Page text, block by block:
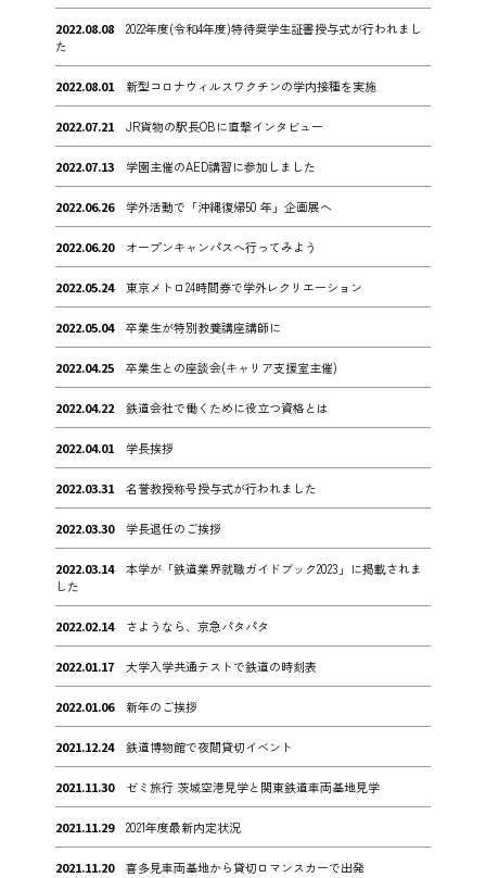
2022.08.08
2022年度(令和4年度)特待奨学生証書授与式が行われまし
た
2022.08.01 新型コロナウィルスワクチンの学内接種を実施
2022.07.21 JR貨物の駅長OBに直撃インタビュー
2022.07.13 学園主催のAED講習に参加しました
2022.06.26 学外活動で「沖縄復帰50 年」企画展へ
2022.06.20 オープンキャンパスへ行ってみよう
2022.05.24 東京メトロ24時間券で学外レクリエーション
2022.05.04 卒業生が特別教養講座講師に
2022.04.25 卒業生との座談会(キャリア支援室主催)
2022.04.22 鉄道会社で働くために役立つ資格とは
2022.04.01 学長挨拶
2022.03.31 名誉教授称号授与式が行われました
2022.03.30 学長退任のご挨拶
2022.03.14
本学が「鉄道業界就職ガイドブック2023」に掲載されま
した
2022.02.14 さようなら、京急パタパタ
2022.01.17 大学入学共通テストで鉄道の時刻表
2022.01.06 新年のご挨拶
2021.12.24 鉄道博物館で夜間貸切イベント
2021.11.30 ゼミ旅行 茨城空港見学と関東鉄道車両基地見学
2021.11.29 2021年度最新内定状況
2021.11.20 喜多見車両基地から貸切ロマンスカーで出発